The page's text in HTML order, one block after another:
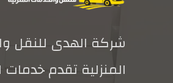
شركة الهدى للنقل
المنزلية تقدم خدمات